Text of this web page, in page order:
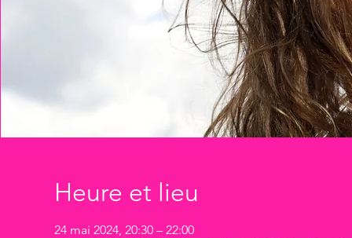
Heure et lieu
24 mai 2024, 20:30 – 22:00